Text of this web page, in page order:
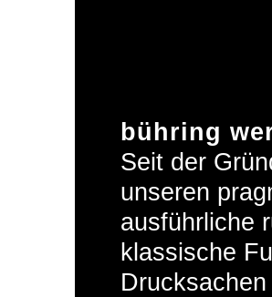
bühring
Seit der
unseren
ausführliche
klassische